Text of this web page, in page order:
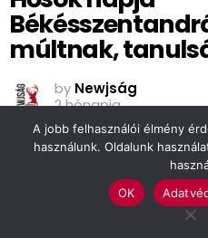
múltnak,
by Newjság
2 hónapja
A jobb felhasználói élmény
használunk. Oldalunk
OK